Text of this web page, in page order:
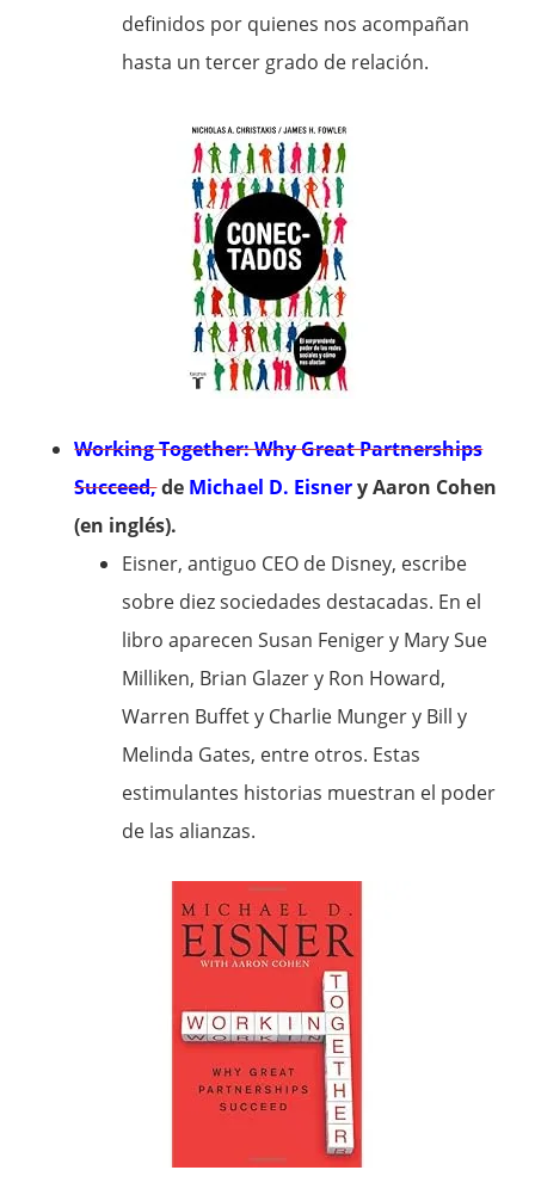
definidos por quienes nos acompañan
hasta un tercer grado de relación.
Working Together: Why Great Partnerships
Succeed,de Michael D. Eisnery Aaron Cohen
(en inglés).
Eisner, antiguo CEO de Disney, escribe
sobre diez sociedades destacadas. En el
libro aparecen Susan Feniger y Mary Sue
Milliken, Brian Glazer y Ron Howard,
Warren Buffet y Charlie Munger y Bill y
Melinda Gates, entre otros. Estas
estimulantes historias muestran el poder
de las alianzas.